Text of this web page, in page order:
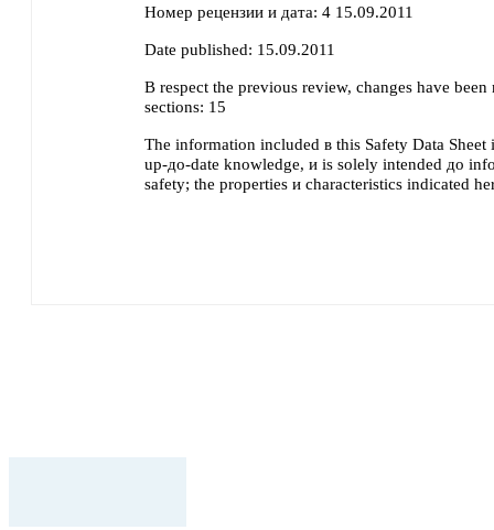
Номер рецензии и дата: 4 15.09.2011
Date published: 15.09.2011
В respect the previous review, changes have
sections: 15
The information included в this Safety Data Sheet
up-до-date knowledge, и is solely intended до
safety; the properties и characteristics indicated